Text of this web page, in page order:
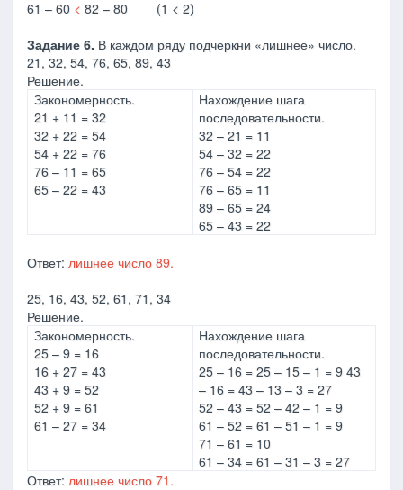
61 – 60 < 82 – 80 (1 < 2)
Задание 6. В каждом ряду подчеркни «лишнее» число.
21, 32, 54, 76, 65, 89, 43
Решение.
Закономерность.
21 + 11 = 32
32 + 22 = 54
54 + 22 = 76
76 – 11 = 65
65 – 22 = 43
Нахождение шага
последовательности.
32 – 21 = 11
54 – 32 = 22
76 – 54 = 22
76 – 65 = 11
89 – 65 = 24
65 – 43 = 22
Ответ: лишнее число 89.
25, 16, 43, 52, 61, 71, 34
Решение.
Закономерность.
25 – 9 = 16
16 + 27 = 43
43 + 9 = 52
52 + 9 = 61
61 – 27 = 34
Нахождение шага
последовательности.
25 – 16 = 25 – 15 – 1 = 9 43
– 16 = 43 – 13 – 3 = 27
52 – 43 = 52 – 42 – 1 = 9
61 – 52 = 61 – 51 – 1 = 9
71 – 61 = 10
61 – 34 = 61 – 31 – 3 = 27
Ответ: лишнее число 71.